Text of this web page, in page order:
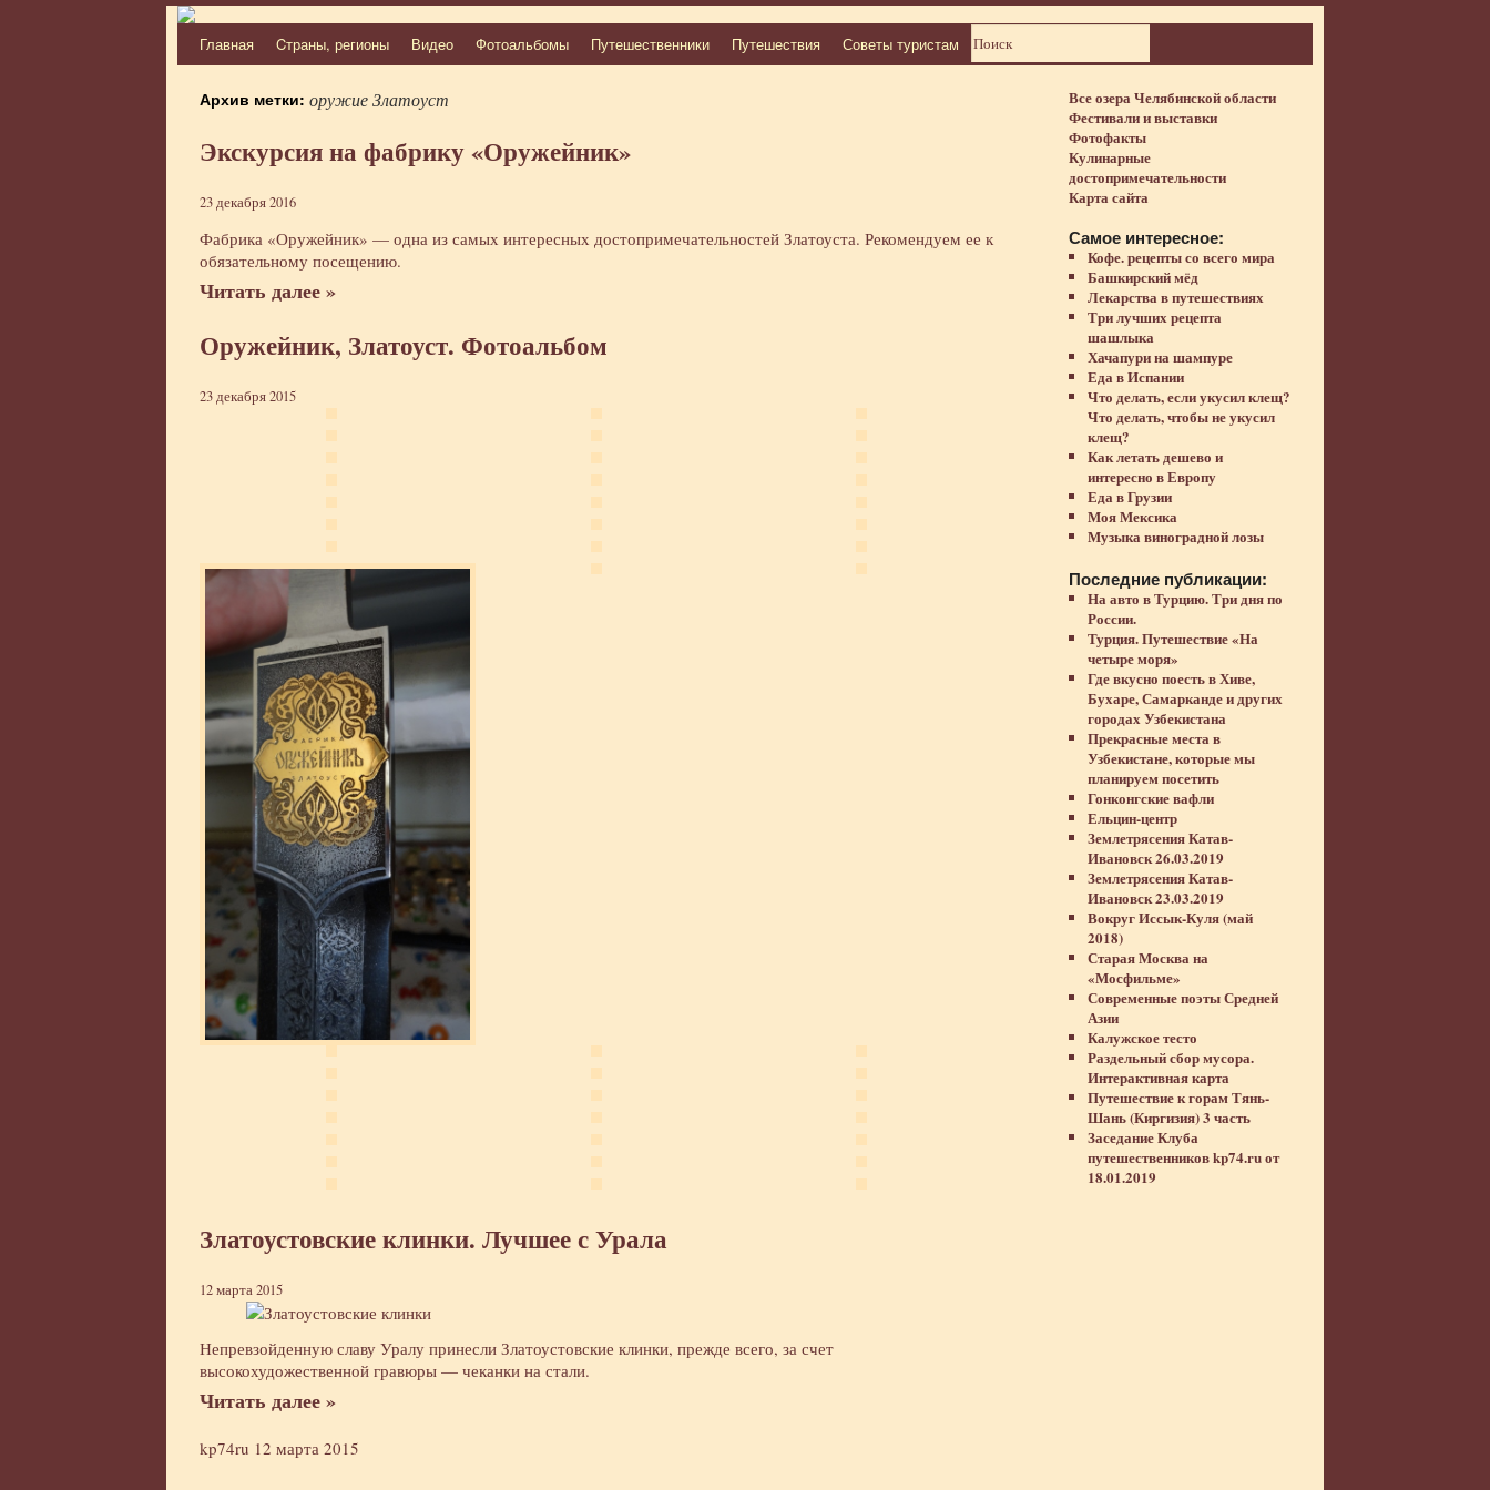
Перейти
Главная Cтраны, регионы Видео Фотоальбомы Путешественники Путешествия Советы туристам
Архив метки: оружие Златоуст
Экскурсия на фабрику «Оружейник»
23 декабря 2016
Фабрика «Оружейник» — одна из самых интересных достопримечательностей Златоуста. Рекомендуем ее к
обязательному посещению.
Читать далее »
Оружейник, Златоуст. Фотоальбом
23 декабря 2015
Златоустовские клинки. Лучшее с Урала
12 марта 2015
Непревзойденную славу Уралу принесли Златоустовские клинки, прежде всего, за счет
высокохудожественной гравюры — чеканки на стали.
Читать далее »
kp74ru 12 марта 2015
Все озера Челябинской области
Фестивали и выставки
Фотофакты
Кулинарные
достопримечательности
Карта сайта
Самое интересное:
Кофе. рецепты со всего мира
Башкирский мёд
Лекарства в путешествиях
Три лучших рецепта
шашлыка
Хачапури на шампуре
Еда в Испании
Что делать, если укусил клещ?
Что делать, чтобы не укусил
клещ?
Как летать дешево и
интересно в Европу
Еда в Грузии
Моя Мексика
Музыка виноградной лозы
Последние публикации:
На авто в Турцию. Три дня по
России.
Турция. Путешествие «На
четыре моря»
Где вкусно поесть в Хиве,
Бухаре, Самарканде и других
городах Узбекистана
Прекрасные места в
Узбекистане, которые мы
планируем посетить
Гонконгские вафли
Ельцин-центр
Землетрясения Катав-
Ивановск 26.03.2019
Землетрясения Катав-
Ивановск 23.03.2019
Вокруг Иссык-Куля (май
2018)
Старая Москва на
«Мосфильме»
Современные поэты Средней
Азии
Калужское тесто
Раздельный сбор мусора.
Интерактивная карта
Путешествие к горам Тянь-
Шань (Киргизия) 3 часть
Заседание Клуба
путешественников kp74.ru от
18.01.2019